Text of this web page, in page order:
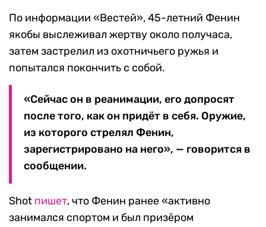
По информации «Вестей», 45-летний Фенин
якобы выслеживал жертву около получаса,
затем застрелил из охотничьего ружья и
попытался покончить с собой.
«Сейчас он в реанимации, его допросят
после того, как он придёт в себя. Оружие,
из которого стрелял Фенин,
зарегистрировано на него», — говорится в
сообщении.
Shot пишет, что Фенин ранее «активно
занимался спортом и был призёром